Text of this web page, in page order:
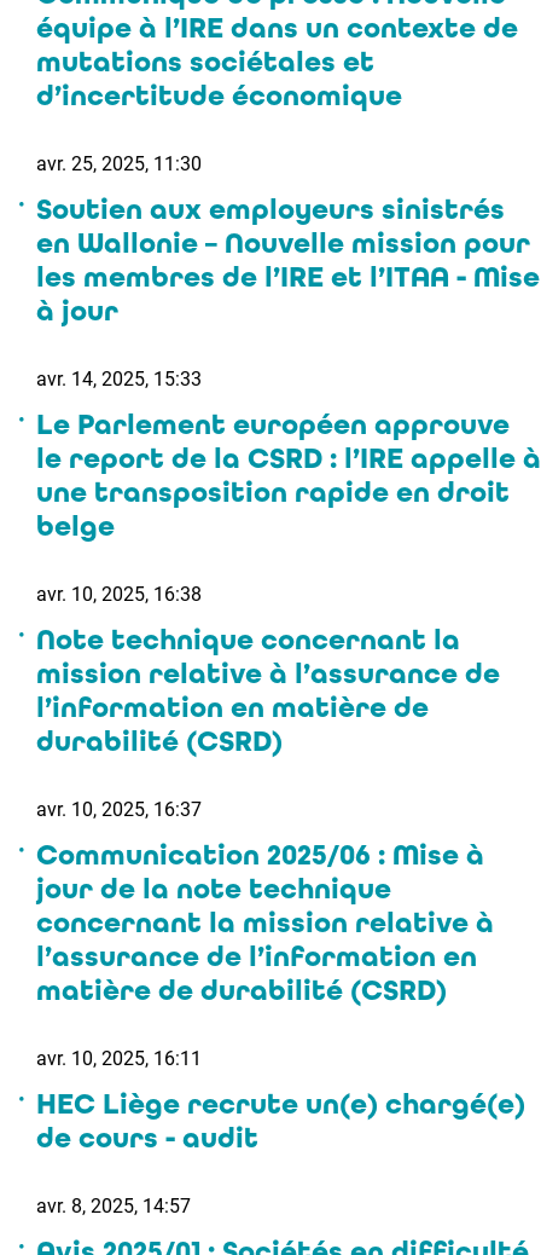
équipe à l’IRE dans un contexte de
mutations sociétales et
d’incertitude économique
avr. 25, 2025, 11:30
Soutien aux employeurs sinistrés
en Wallonie – Nouvelle mission pour
les membres de l’IRE et l’ITAA - Mise
à jour
avr. 14, 2025, 15:33
Le Parlement européen approuve
le report de la CSRD : l’IRE appelle à
une transposition rapide en droit
belge
avr. 10, 2025, 16:38
Note technique concernant la
mission relative à l’assurance de
l’information en matière de
durabilité (CSRD)
avr. 10, 2025, 16:37
Communication 2025/06 : Mise à
jour de la note technique
concernant la mission relative à
l’assurance de l’information en
matière de durabilité (CSRD)
avr. 10, 2025, 16:11
HEC Liège recrute un(e) chargé(e)
de cours - audit
avr. 8, 2025, 14:57